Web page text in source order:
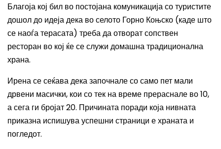
Благоја кој бил во постојана комуникација со туристите
дошол до идеја дека во селото Горно Коњско (каде што
се наоѓа терасата) треба да отворат сопствен
ресторан во кој ќе се служи домашна традиционална
храна.
Ирена се сеќава дека започнале со само пет мали
дрвени масички, кои со тек на време прераснале во 10,
а сега ги бројат 20. Причината поради која нивната
приказна испишува успешни страници е храната и
погледот.